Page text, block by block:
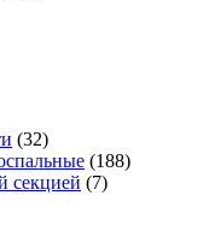
(32)
(188)
секцией (7)